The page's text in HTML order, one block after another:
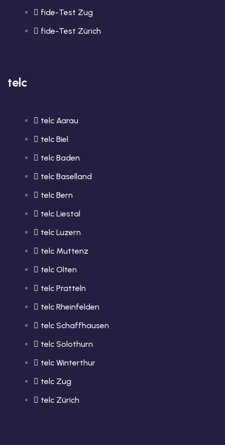
fide-Test Zug
fide-Test Zürich
telc
telc Aarau
telc Biel
telc Baden
telc Baselland
telc Bern
telc Liestal
telc Luzern
telc Muttenz
telc Olten
telc Pratteln
telc Rheinfelden
telc Schaffhausen
telc Solothurn
telc Winterthur
telc Zug
telc Zürich